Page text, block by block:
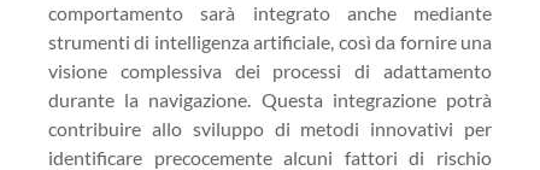
comportamento sarà integrato anche mediante
strumenti di intelligenza artificiale, così da fornire una
visione complessiva dei processi di adattamento
durante la navigazione. Questa integrazione potrà
contribuire allo sviluppo di metodi innovativi per
identificare precocemente alcuni fattori di rischio